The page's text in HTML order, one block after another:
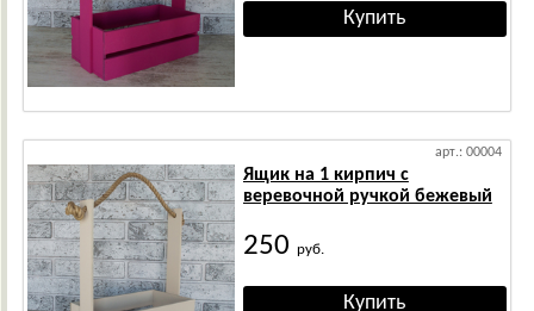
арт.: 00004
Ящик на 1 кирпич с
веревочной ручкой бежевый
250 руб.